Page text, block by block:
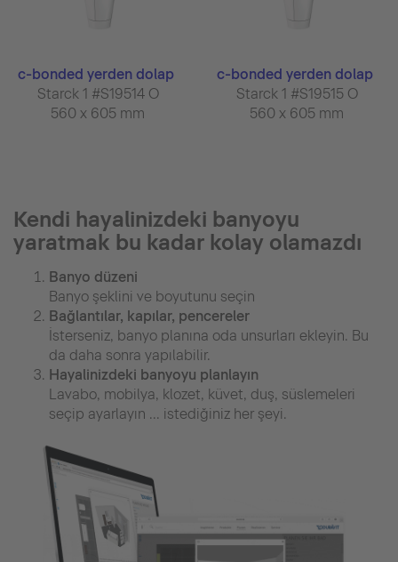
c-bonded yerden dolap
Starck 1 #S19514 O
560 x 605 mm
c-bonded yerden dolap
Starck 1 #S19515 O
560 x 605 mm
Kendi hayalinizdeki banyoyu
yaratmak bu kadar kolay olamazdı
Banyo düzeni
Banyo şeklini ve boyutunu seçin
Bağlantılar, kapılar, pencereler
İsterseniz, banyo planına oda unsurları ekleyin. Bu
da daha sonra yapılabilir.
Hayalinizdeki banyoyu planlayın
Lavabo, mobilya, klozet, küvet, duş, süslemeleri
seçip ayarlayın ... istediğiniz her şeyi.